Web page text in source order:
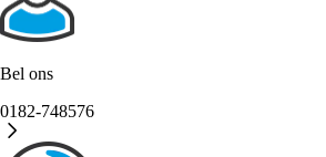
Bel ons
0182-748576